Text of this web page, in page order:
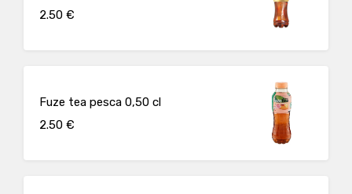
2.50 €
Fuze tea pesca 0,50 cl
2.50 €